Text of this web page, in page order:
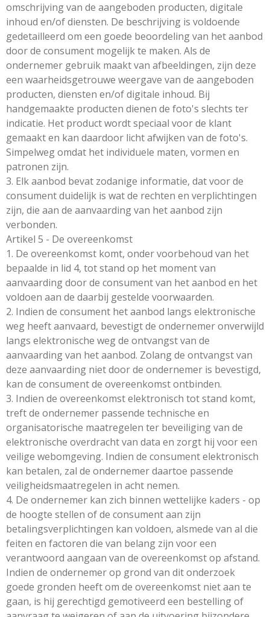
omschrijving van de aangeboden producten, digitale
inhoud en/of diensten. De beschrijving is voldoende
gedetailleerd om een goede beoordeling van het aanbod
door de consument mogelijk te maken. Als de
ondernemer gebruik maakt van afbeeldingen, zijn deze
een waarheidsgetrouwe weergave van de aangeboden
producten, diensten en/of digitale inhoud. Bij
handgemaakte producten dienen de foto's slechts ter
indicatie. Het product wordt speciaal voor de klant
gemaakt en kan daardoor licht afwijken van de foto's.
Simpelweg omdat het individuele maten, vormen en
patronen zijn.
3. Elk aanbod bevat zodanige informatie, dat voor de
consument duidelijk is wat de rechten en verplichtingen
zijn, die aan de aanvaarding van het aanbod zijn
verbonden.
Artikel 5 - De overeenkomst
1. De overeenkomst komt, onder voorbehoud van het
bepaalde in lid 4, tot stand op het moment van
aanvaarding door de consument van het aanbod en het
voldoen aan de daarbij gestelde voorwaarden.
2. Indien de consument het aanbod langs elektronische
weg heeft aanvaard, bevestigt de ondernemer onverwijld
langs elektronische weg de ontvangst van de
aanvaarding van het aanbod. Zolang de ontvangst van
deze aanvaarding niet door de ondernemer is bevestigd,
kan de consument de overeenkomst ontbinden.
3. Indien de overeenkomst elektronisch tot stand komt,
treft de ondernemer passende technische en
organisatorische maatregelen ter beveiliging van de
elektronische overdracht van data en zorgt hij voor een
veilige webomgeving. Indien de consument elektronisch
kan betalen, zal de ondernemer daartoe passende
veiligheidsmaatregelen in acht nemen.
4. De ondernemer kan zich binnen wettelijke kaders - op
de hoogte stellen of de consument aan zijn
betalingsverplichtingen kan voldoen, alsmede van al die
feiten en factoren die van belang zijn voor een
verantwoord aangaan van de overeenkomst op afstand.
Indien de ondernemer op grond van dit onderzoek
goede gronden heeft om de overeenkomst niet aan te
gaan, is hij gerechtigd gemotiveerd een bestelling of